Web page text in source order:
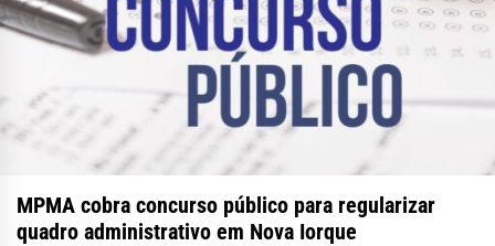
MPMA cobra concurso público para regularizar
quadro administrativo em Nova Iorque